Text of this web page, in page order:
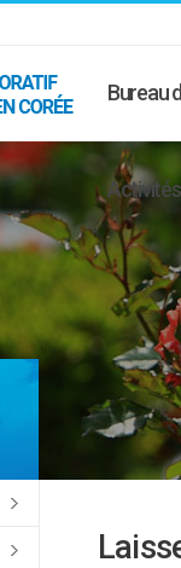
Bureau
Activités